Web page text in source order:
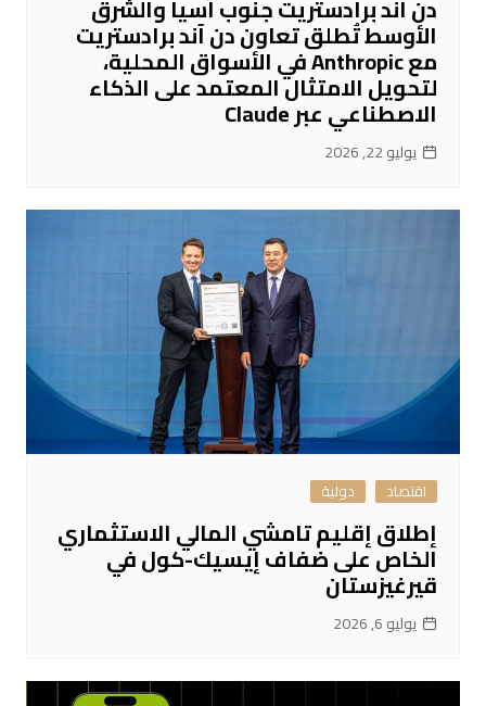
دن آند برادستريت جنوب آسيا والشرق
الأوسط تُطلق تعاون دن آند برادستريت
مع Anthropic في الأسواق المحلية،
لتحويل الامتثال المعتمد على الذكاء
الاصطناعي عبر Claude
يوليو 22, 2026
اقتصاد دولية
إطلاق إقليم تامشي المالي الاستثماري
الخاص على ضفاف إيسيك-كول في
قيرغيزستان
يوليو 6, 2026